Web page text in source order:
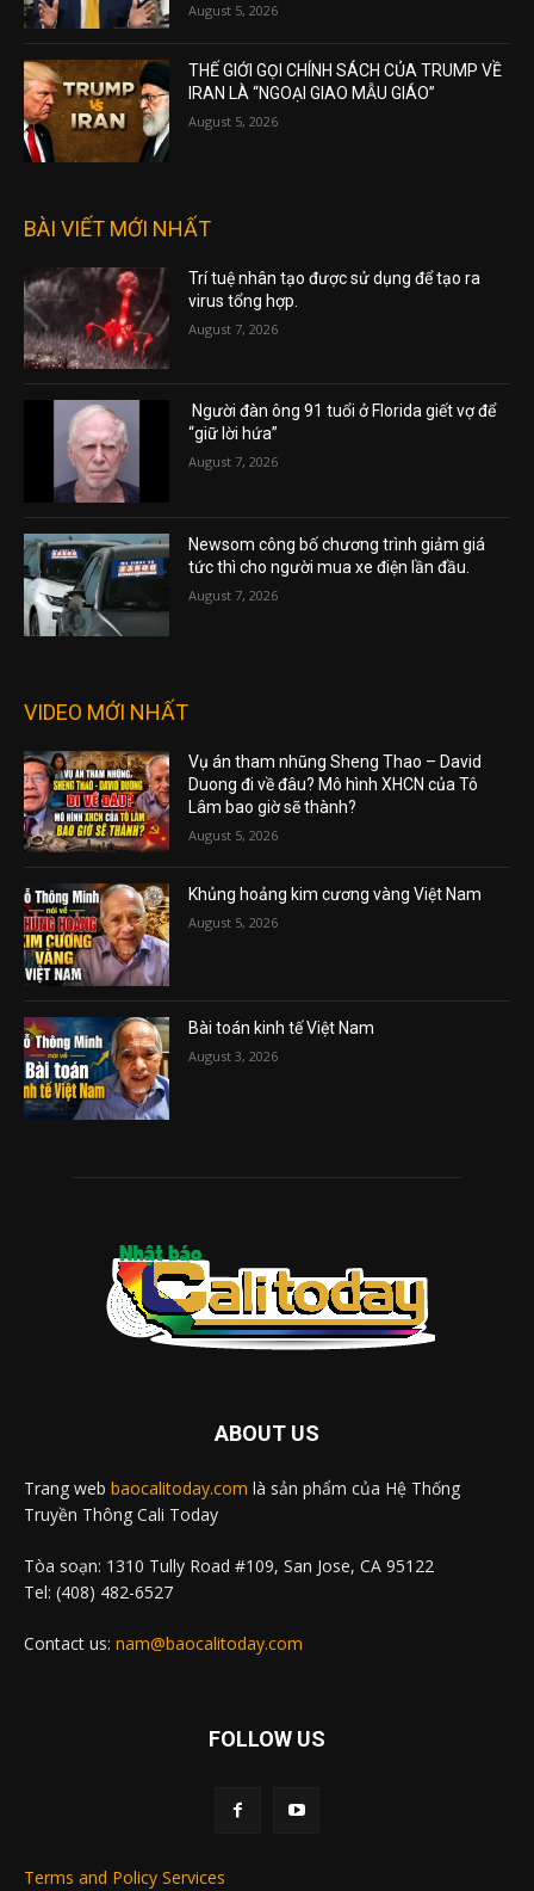
August 5, 2026
THẾ GIỚI GỌI CHÍNH SÁCH CỦA TRUMP VỀ
IRAN LÀ “NGOẠI GIAO MẪU GIÁO”
August 5, 2026
BÀI VIẾT MỚI NHẤT
Trí tuệ nhân tạo được sử dụng để tạo ra
virus tổng hợp.
August 7, 2026
Người đàn ông 91 tuổi ở Florida giết vợ để
“giữ lời hứa”
August 7, 2026
Newsom công bố chương trình giảm giá
tức thì cho người mua xe điện lần đầu.
August 7, 2026
VIDEO MỚI NHẤT
Vụ án tham nhũng Sheng Thao – David
Duong đi về đâu? Mô hình XHCN của Tô
Lâm bao giờ sẽ thành?
August 5, 2026
Khủng hoảng kim cương vàng Việt Nam
August 5, 2026
Bài toán kinh tế Việt Nam
August 3, 2026
ABOUT US
Trang web baocalitoday.com là sản phẩm của Hệ Thống
Truyền Thông Cali Today
Tòa soạn: 1310 Tully Road #109, San Jose, CA 95122
Tel: (408) 482-6527
Contact us: nam@baocalitoday.com
FOLLOW US
Terms and Policy Services